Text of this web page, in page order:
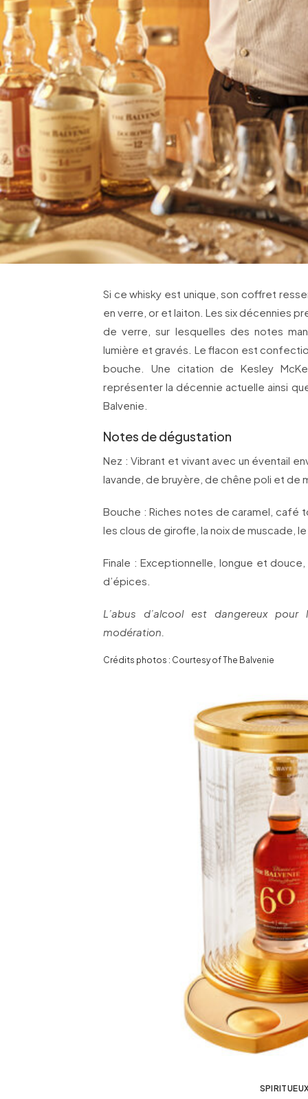
Si ce whisky est unique, son coffret
en verre, or et laiton. Les six décennies
de verre, sur lesquelles des notes
lumière et gravés. Le flacon est
bouche. Une citation de Kesley
représenter la décennie actuelle ainsi
Balvenie.
Notes de dégustation
Nez : Vibrant et vivant avec un éventail
lavande, de bruyère, de chêne poli et de
Bouche : Riches notes de caramel, café
les clous de girofle, la noix de muscade,
Finale : Exceptionnelle, longue et
d’épices.
L’abus d’alcool est dangereux
modération.
Crédits photos : Courtesy of The Balvenie